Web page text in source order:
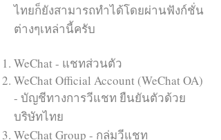
ไทยก็ยังสามารถทำได้โดยผ่านฟังก์ชั่น
ต่างๆเหล่านี้ครับ
WeChat - แชทส่วนตัว
WeChat Official Account (WeChat OA)
- บัญชีทางการวีแชท ยืนยันตัวด้วย
บริษัทไทย
WeChat Group - กลุ่มวีแชท